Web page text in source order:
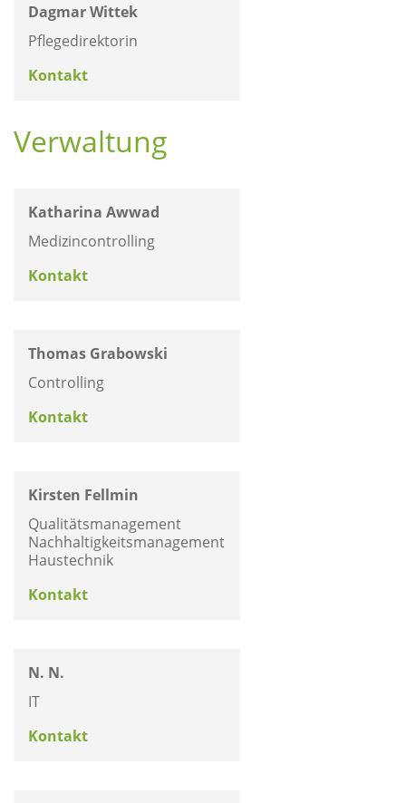
Dagmar Wittek
Pflegedirektorin
Kontakt
Verwaltung
Katharina Awwad
Medizincontrolling
Kontakt
Thomas Grabowski
Controlling
Kontakt
Kirsten Fellmin
Qualitätsmanagement
Nachhaltigkeitsmanagement
Haustechnik
Kontakt
N. N.
IT
Kontakt